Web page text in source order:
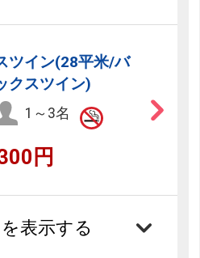
ツイン(28平米/バ
クスツイン)
1～3名
円
表示する